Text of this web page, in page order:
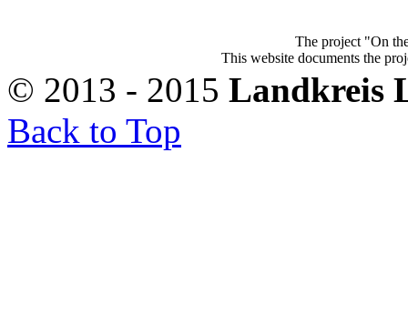
The project "On
This website documents the
© 2013 - 2015 Landkreis
Back to Top